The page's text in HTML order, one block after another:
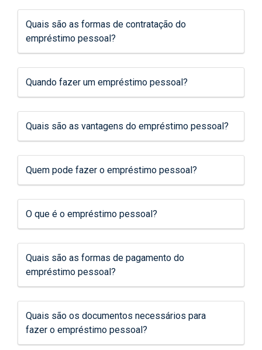
Quais são as formas de contratação do
empréstimo pessoal?
Quando fazer um empréstimo pessoal?
Quais são as vantagens do empréstimo pessoal?
Quem pode fazer o empréstimo pessoal?
O que é o empréstimo pessoal?
Quais são as formas de pagamento do
empréstimo pessoal?
Quais são os documentos necessários para
fazer o empréstimo pessoal?